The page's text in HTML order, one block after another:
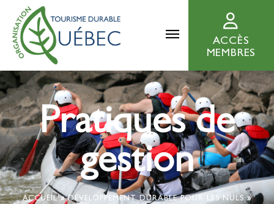
ACCÈS
MEMBRES
Pratiques de
gestion
ACCUEIL»DÉVELOPPEMENT DURABLE POUR LES NULS»